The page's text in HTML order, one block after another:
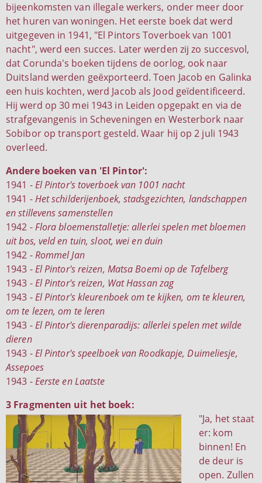
bijeenkomsten van illegale werkers, onder meer door
het huren van woningen. Het eerste boek dat werd
uitgegeven in 1941, "El Pintors Toverboek van 1001
nacht", werd een succes. Later werden zij zo succesvol,
dat Corunda's boeken tijdens de oorlog, ook naar
Duitsland werden geëxporteerd. Toen Jacob en Galinka
een huis kochten, werd Jacob als Jood geïdentificeerd.
Hij werd op 30 mei 1943 in Leiden opgepakt en via de
strafgevangenis in Scheveningen en Westerbork naar
Sobibor op transport gesteld. Waar hij op 2 juli 1943
overleed.
Andere boeken van 'El Pintor':
1941 -El Pintor's toverboek van 1001 nacht
1941 -Het schilderijenboek, stadsgezichten, landschappen
en stillevens samenstellen
1942 -Flora bloemenstalletje: allerlei spelen met bloemen
uit bos, veld en tuin, sloot, wei en duin
1942 -Rommel Jan
1943 -El Pintor's reizen, Matsa Boemi op de Tafelberg
1943 -El Pintor's reizen, Wat Hassan zag
1943 -El Pintor's kleurenboek om te kijken, om te kleuren,
om te lezen, om te leren
1943 -El Pintor's dierenparadijs: allerlei spelen met wilde
dieren
1943 -El Pintor's speelboek van Roodkapje, Duimeliesje,
Assepoes
1943 -Eerste en Laatste
3 Fragmenten uit het boek:
"Ja, het staat
er: kom
binnen! En
de deur is
open. Zullen